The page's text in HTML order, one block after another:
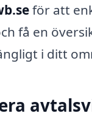
för att
få en
i ditt